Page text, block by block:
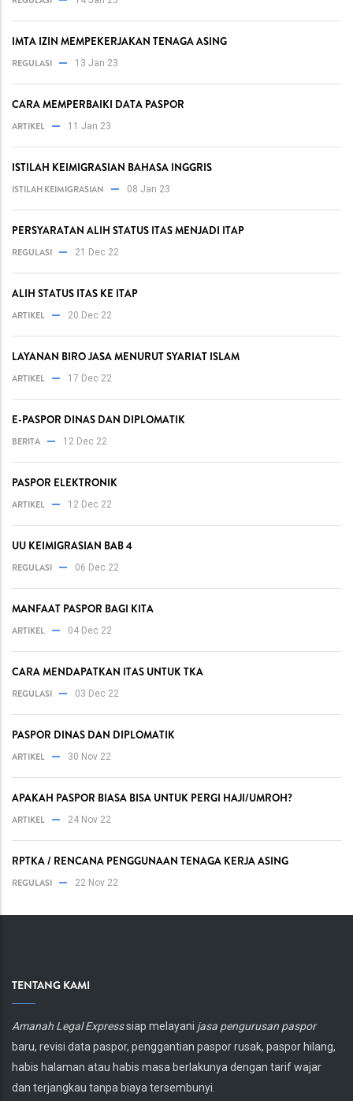
IMTA IZIN MEMPEKERJAKAN TENAGA ASING
REGULASI 13 Jan 23
CARA MEMPERBAIKI DATA PASPOR
ARTIKEL 11 Jan 23
ISTILAH KEIMIGRASIAN BAHASA INGGRIS
ISTILAH KEIMIGRASIAN 08 Jan 23
PERSYARATAN ALIH STATUS ITAS MENJADI ITAP
REGULASI 21 Dec 22
ALIH STATUS ITAS KE ITAP
ARTIKEL 20 Dec 22
LAYANAN BIRO JASA MENURUT SYARIAT ISLAM
ARTIKEL 17 Dec 22
E-PASPOR DINAS DAN DIPLOMATIK
BERITA 12 Dec 22
PASPOR ELEKTRONIK
ARTIKEL 12 Dec 22
UU KEIMIGRASIAN BAB 4
REGULASI 06 Dec 22
MANFAAT PASPOR BAGI KITA
ARTIKEL 04 Dec 22
CARA MENDAPATKAN ITAS UNTUK TKA
REGULASI 03 Dec 22
PASPOR DINAS DAN DIPLOMATIK
ARTIKEL 30 Nov 22
APAKAH PASPOR BIASA BISA UNTUK PERGI HAJI/UMROH?
ARTIKEL 24 Nov 22
RPTKA / RENCANA PENGGUNAAN TENAGA KERJA ASING
REGULASI 22 Nov 22
TENTANG KAMI
Body
Amanah Legal Expresssiap melayani jasa pengurusan paspor
baru, revisi data paspor, penggantian paspor rusak, paspor hilang,
habis halaman atau habis masa berlakunya dengan tarif wajar
dan terjangkau tanpa biaya tersembunyi.